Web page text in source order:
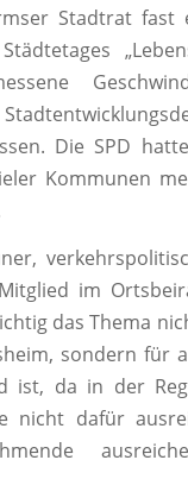
Stadtrat fast
Die SPD
Kommunen
im
das Thema
sondern für
ist, da in der
nicht dafür